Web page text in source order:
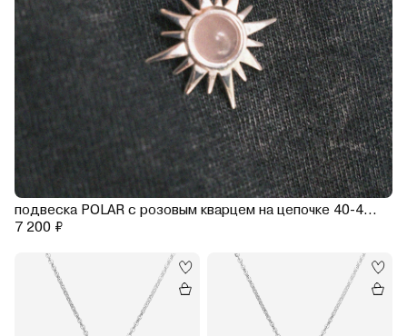
подвеска POLAR с розовым кварцем на цепочке 40-45 см (родирование)
7 200 ₽